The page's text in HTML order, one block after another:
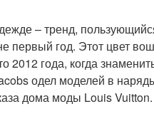
– тренд,
первый год. Этот цвет
2012 года, когда
одел моделей в
дома моды Louis Vuitton.